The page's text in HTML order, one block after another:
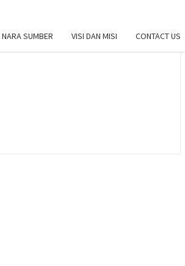
NARA SUMBER VISI DAN MISI CONTACT US